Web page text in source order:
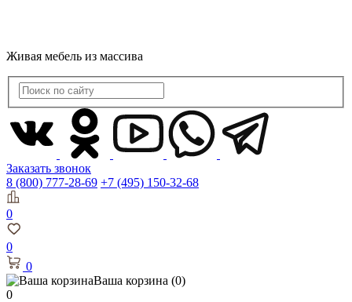
Живая мебель из массива
Заказать звонок
8 (800) 777-28-69 +7 (495) 150-32-68
0
0
0
Ваша корзина (0)
0